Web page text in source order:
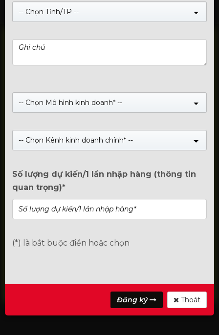
-- Chọn Tỉnh/TP --
-- Chọn Mô hình kinh doanh* --
-- Chọn Kênh kinh doanh chính* --
Số lượng dự kiến/1 lần nhập hàng (thông tin
quan trọng)*
(*) là bắt buộc điền hoặc chọn
Đăng ký Thoát